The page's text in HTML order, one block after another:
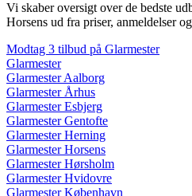
Vi skaber oversigt over de bedste
Horsens ud fra priser, anmeldelser
Modtag 3 tilbud på Glarmester
Glarmester
Glarmester Aalborg
Glarmester Århus
Glarmester Esbjerg
Glarmester Gentofte
Glarmester Herning
Glarmester Horsens
Glarmester Hørsholm
Glarmester Hvidovre
Glarmester København